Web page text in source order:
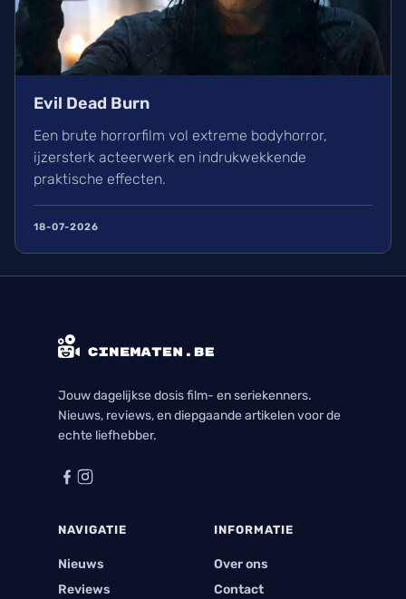
Evil Dead Burn
Een brute horrorfilm vol extreme bodyhorror,
ijzersterk acteerwerk en indrukwekkende
praktische effecten.
18-07-2026
Jouw dagelijkse dosis film- en seriekenners.
Nieuws, reviews, en diepgaande artikelen voor de
echte liefhebber.
NAVIGATIE
Nieuws
Reviews
INFORMATIE
Over ons
Contact